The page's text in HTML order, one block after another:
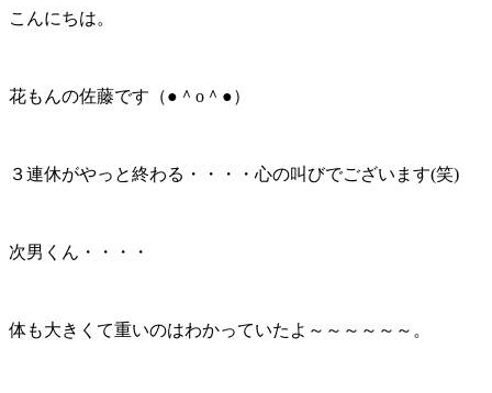
こんにちは。
花もんの佐藤です（●＾o＾●）
３連休がやっと終わる・・・・心の叫びでございます(笑)
次男くん・・・・
体も大きくて重いのはわかっていたよ～～～～～～。